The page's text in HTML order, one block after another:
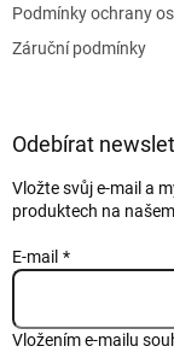
Podmínky ochrany
Záruční podmínky
Odebírat
Vložte svůj e-mail a
produktech na
E-mail
Vložením e-mailu